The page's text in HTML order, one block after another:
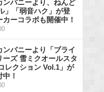
ンパニーより、ねんど
」「弱音ハク」が登
ーコラボも開催中！
ンパニーより「ブライ
ーズ 雪ミクオールスタ
レクション Vol.1」が
！